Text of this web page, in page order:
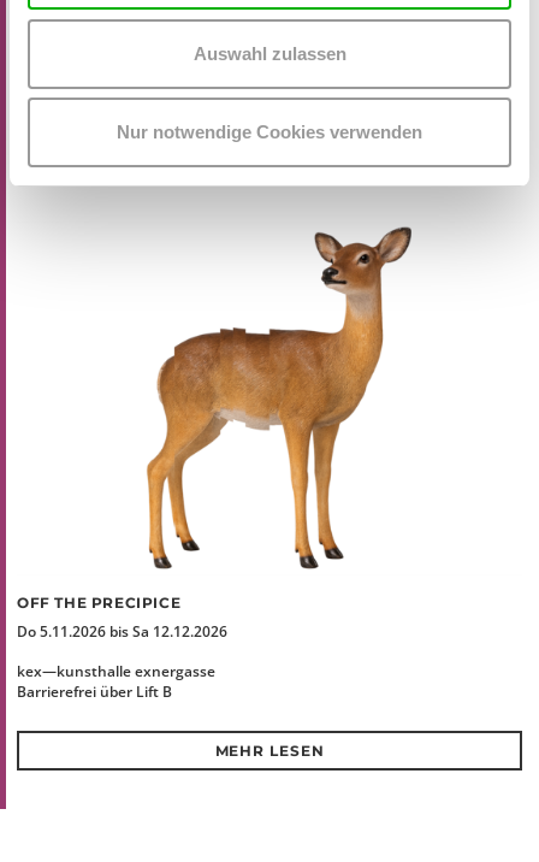
Auswahl zulassen
Nur notwendige Cookies verwenden
Mi 23.9.2026
kex—kunsthalle exnergasse
Barrierefrei über Lift B
MEHR LESEN
OFF THE PRECIPICE
Do 5.11.2026 bis Sa 12.12.2026
kex—kunsthalle exnergasse
Barrierefrei über Lift B
MEHR LESEN